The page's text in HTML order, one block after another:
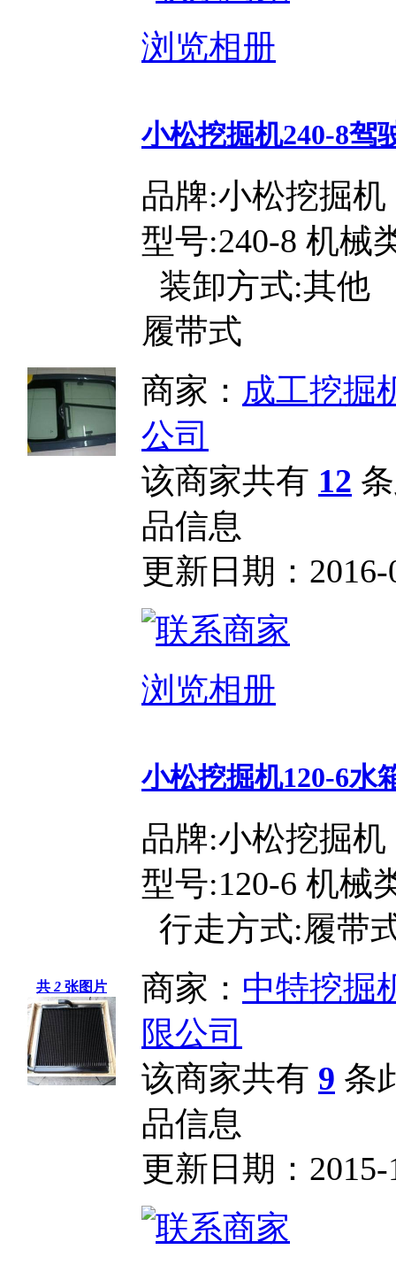
浏览相册
小松挖掘机240-8驾
品牌:小松挖掘
型号:240-8 机械
装卸方式:其他
履带式
商家： 成工挖掘
公司
该商家共有 12
品信息
更新日期：2016-
浏览相册
共 2 张图片
小松挖掘机120-6水
品牌:小松挖掘
型号:120-6 机械
行走方式:履带
商家： 中特挖掘
限公司
该商家共有 9 条
品信息
更新日期：2015-